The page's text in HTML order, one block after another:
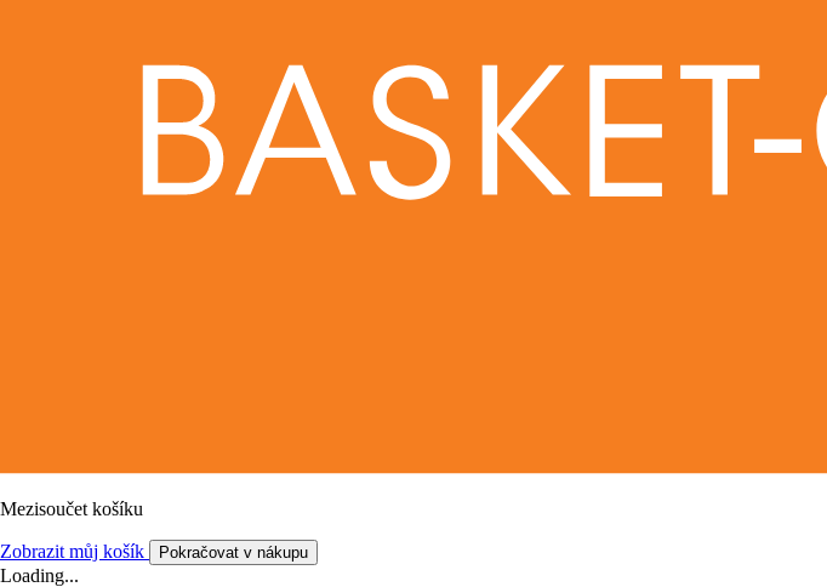
Mezisoučet košíku
Zobrazit můj košík Pokračovat v nákupu
Loading...